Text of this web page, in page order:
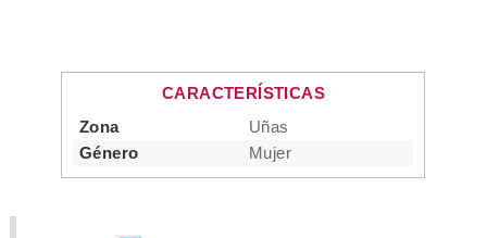
CARACTERÍSTICAS
Zona
Uñas
Género
Mujer